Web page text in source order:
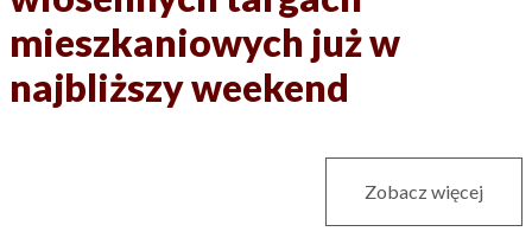
mieszkaniowych już w
najbliższy weekend
Zobacz więcej